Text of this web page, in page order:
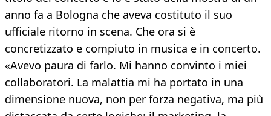
anno fa a Bologna che aveva costituto il suo
ufficiale ritorno in scena. Che ora si è
concretizzato e compiuto in musica e in concerto.
«Avevo paura di farlo. Mi hanno convinto i miei
collaboratori. La malattia mi ha portato in una
dimensione nuova, non per forza negativa, ma più